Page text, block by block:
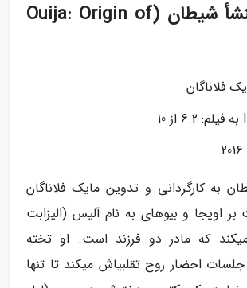
9) اویجا: منشأ شیطان (Ouija: Origin of
فلاناگان
به کارگردانی و تدوین مایک فلاناگان
اویجا و بیوهای به نام آلیس (الیزابت
میکند که مادر دو فرزند است. او تخته
جلسات احضار روح تقلبیاش میکند تا تنها